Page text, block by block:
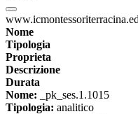
Nome
Tipologia
Proprieta
Descrizione
Durata
Nome: _pk_ses.1.1015
Tipologia: analitico